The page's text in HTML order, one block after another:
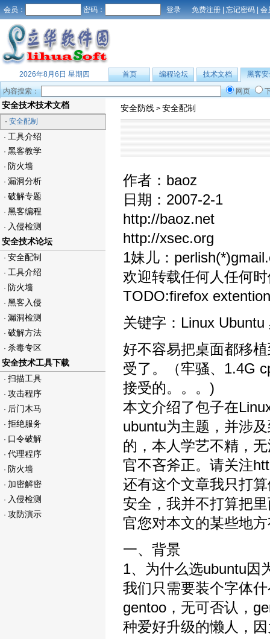
会员： 密码： 免费注册 | 忘记密码 | 会
2026年8月6日 星期四 首页 编程论坛 技术文档
黑客安
内容搜索：
网页
安全技术技术文档
· 安全配制
· 工具介绍
· 黑客教学
· 防火墙
· 漏洞分析
· 破解专题
· 黑客编程
· 入侵检测
安全技术论坛
· 安全配制
· 工具介绍
· 防火墙
· 黑客入侵
· 漏洞检测
· 破解方法
· 杀毒专区
安全技术工具下载
· 扫描工具
· 攻击程序
· 后门木马
· 拒绝服务
· 口令破解
· 代理程序
· 防火墙
· 加密解密
· 入侵检测
· 攻防演示
安全防线 > 安全配制
作者：baoz
日期：2007-2-1
http://baoz.net
http://xsec.org
1妹儿：
欢迎转载任何人任何
TODO:firefox
关键字：Linux
好不容易把桌面都移
受了。（牢骚、1.4G
接受的。。。)
本文介绍了包子在
ubuntu为主题，并涉
的，本人学艺不精，
官不吝斧正。请关注
还有这个文章我只打
安全，我并不打算把
官您对本文的某些地
一、背景
1、为什么选ubuntu因
我们只需要装个字体
gentoo，无可否认，
种爱好升级的懒人，